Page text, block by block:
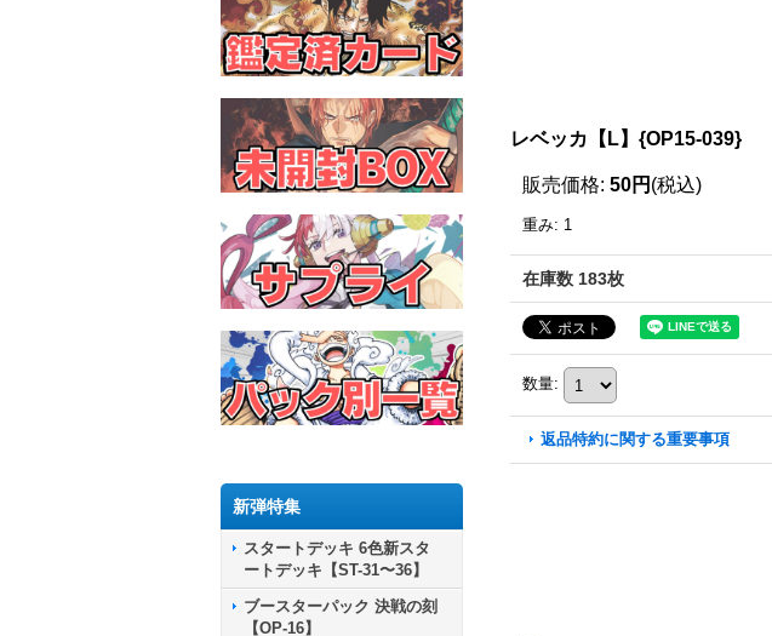
新弾特集
スタートデッキ 6色新スタ
ートデッキ【ST-31〜36】
ブースターパック 決戦の刻
【OP-16】
レベッカ【L】{OP15-039}
販売価格: 50円 (税込)
重み: 1
在庫数 183枚
数量:
返品特約に関する重要事項